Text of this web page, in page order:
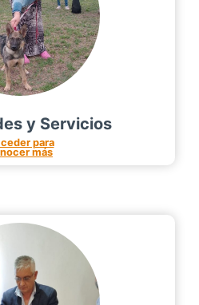
y Servicios
para
más